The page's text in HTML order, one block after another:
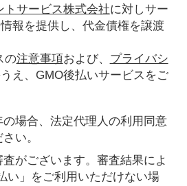
トサービス株式会社に対しサー
報を提供し、代金債権を譲渡
の注意事項および、 プライバシ
え、GMO後払いサービスをご
の場合、法定代理人の利用同意
い。
がございます。審査結果によ
い」をご利用いただけない場